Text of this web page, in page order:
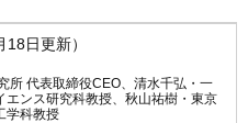
日更新）
所 代表取締役CEO、 清水千弘・一
エンス研究科教授、 秋山祐樹・東京
学科教授